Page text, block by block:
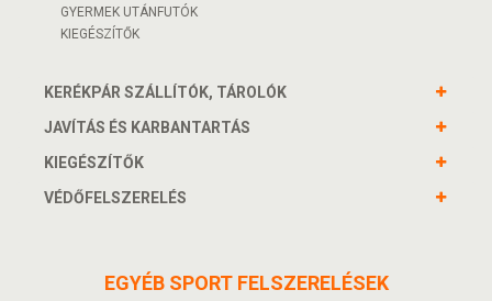
GYERMEK UTÁNFUTÓK
KIEGÉSZÍTŐK
KERÉKPÁR SZÁLLÍTÓK, TÁROLÓK
JAVÍTÁS ÉS KARBANTARTÁS
KIEGÉSZÍTŐK
VÉDŐFELSZERELÉS
EGYÉB SPORT FELSZERELÉSEK